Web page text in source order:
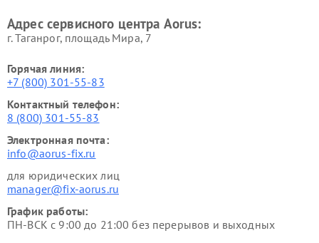
Адрес сервисного центра Aorus:
г. Таганрог, площадь Мира, 7
Горячая линия:
+7 (800) 301-55-83
Контактный телефон:
8 (800) 301-55-83
Электронная почта:
info@aorus-fix.ru
для юридических лиц
manager@fix-aorus.ru
График работы:
ПН-ВСК с 9:00 до 21:00 без перерывов и выходных